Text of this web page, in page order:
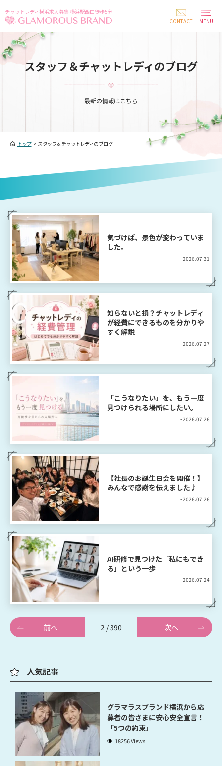
チャットレディ横浜求人募集 横浜駅西口徒歩5分
CONTACT
MENU
スタッフ＆チャットレディのブログ
最新の情報はこちら
トップ> スタッフ＆チャットレディのブログ
気づけば、景色が変わっていま
した。
- 2026.07.31
知らないと損？チャットレディ
が経費にできるものを分かりや
すく解説
- 2026.07.27
「こうなりたい」を、もう一度
見つけられる場所にしたい。
- 2026.07.26
【社長のお誕生日会を開催！】
みんなで感謝を伝えました♪
- 2026.07.26
AI研修で見つけた「私にもでき
る」という一歩
- 2026.07.24
2 / 390
前へ 次へ
人気記事
グラマラスブランド横浜から応
募者の皆さまに安心安全宣言！
「5つの約束」
18256 Views